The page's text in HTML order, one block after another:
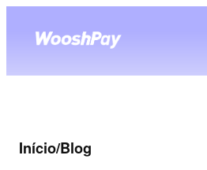
Início/Blog